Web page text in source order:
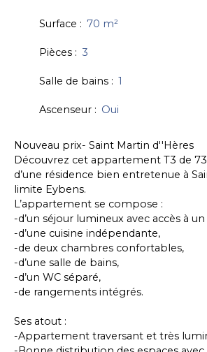
Surface : 70 m²
Pièces : 3
Salle de bains : 1
Ascenseur : Oui
Nouveau prix- Saint Martin d''Hères
Découvrez cet appartement T3 de 73
d’une résidence bien entretenue à
limite Eybens.
L’appartement se compose :
-d’un séjour lumineux avec accès à
-d’une cuisine indépendante,
-de deux chambres confortables,
-d’une salle de bains,
-d’un WC séparé,
-de rangements intégrés.
Ses atout :
-Appartement traversant et très